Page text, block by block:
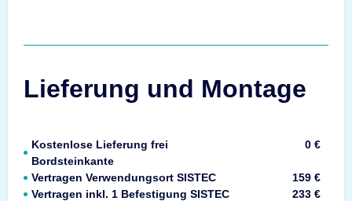
Lieferung und Montage
Kostenlose Lieferung frei
Bordsteinkante
0 €
Vertragen Verwendungsort SISTEC
159 €
Vertragen inkl. 1 Befestigung SISTEC
233 €